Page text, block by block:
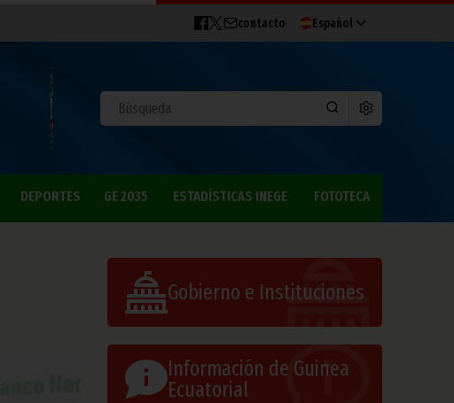
contacto Español
DEPORTES GE 2035 ESTADÍSTICAS INEGE FOTOTECA
Gobierno e Instituciones
Información de Guinea
Ecuatorial